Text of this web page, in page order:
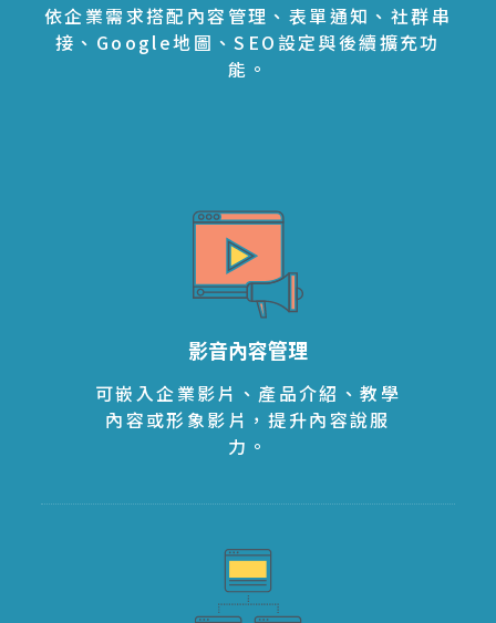
依企業需求搭配內容管理、表單通知、社群串
接、Google地圖、SEO設定與後續擴充功
能。
影音內容管理
可嵌入企業影片、產品介紹、教學
內容或形象影片，提升內容說服
力。